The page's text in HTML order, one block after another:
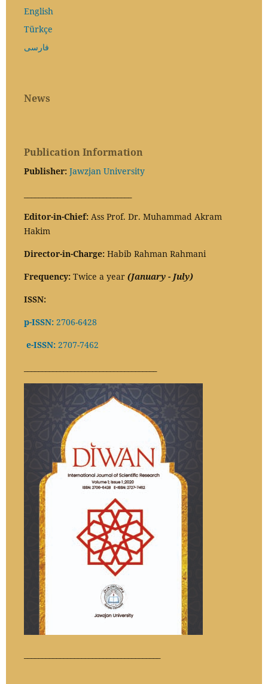
English
Türkçe
فارسی
News
Publication Information
Publisher: Jawzjan University
Editor-in-Chief: Ass Prof. Dr. Muhammad Akram
Hakim
Director-in-Charge: Habib Rahman Rahmani
Frequency: Twice a year (January - July)
ISSN:
p-ISSN:2706-6428
e-ISSN:2707-7462